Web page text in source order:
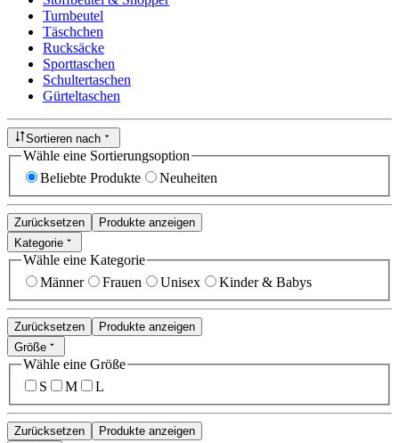
Turnbeutel
Täschchen
Rucksäcke
Sporttaschen
Schultertaschen
Gürteltaschen
Sortieren nach
Wähle eine Sortierungsoption
Beliebte Produkte
Neuheiten
Zurücksetzen
Produkte anzeigen
Kategorie
Wähle eine Kategorie
Männer
Frauen Unisex Kinder & Babys
Zurücksetzen
Produkte anzeigen
Größe
Wähle eine Größe
S
M L
Zurücksetzen
Produkte anzeigen